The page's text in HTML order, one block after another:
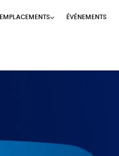
EMPLACEMENTS ÉVÉNEMENTS